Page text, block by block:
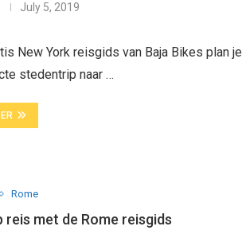
July 5, 2019
New York reisgids van Baja Bikes plan je
stedentrip naar …
Rome
reis met de Rome reisgids